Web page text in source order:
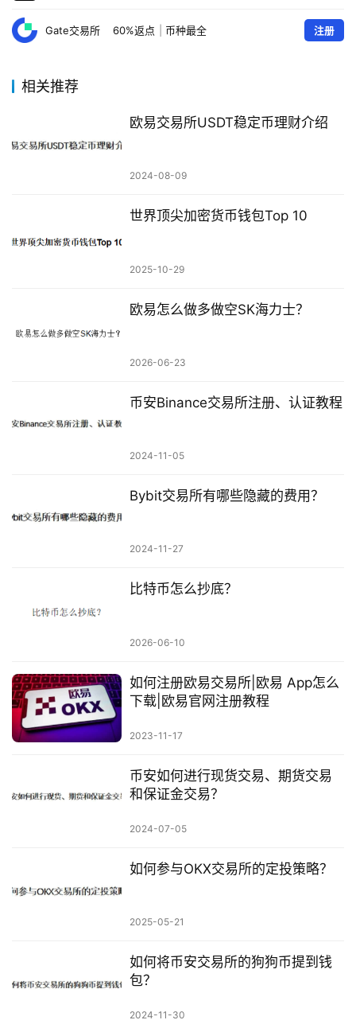
Gate交易所 60%返点 币种最全 注册
相关推荐
欧易交易所USDT稳定币理财介绍
2024-08-09
世界顶尖加密货币钱包Top 10
2025-10-29
欧易怎么做多做空SK海力士？
2026-06-23
币安Binance交易所注册、认证教程
2024-11-05
Bybit交易所有哪些隐藏的费用？
2024-11-27
比特币怎么抄底？
2026-06-10
如何注册欧易交易所|欧易 App怎么
下载|欧易官网注册教程
2023-11-17
币安如何进行现货交易、期货交易
和保证金交易？
2024-07-05
如何参与OKX交易所的定投策略？
2025-05-21
如何将币安交易所的狗狗币提到钱
包？
2024-11-30